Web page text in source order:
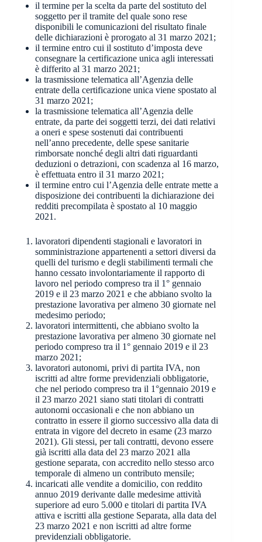
il termine per la scelta da parte del sostituto del
soggetto per il tramite del quale sono rese
disponibili le comunicazioni del risultato finale
delle dichiarazioni è prorogato al 31 marzo 2021;
il termine entro cui il sostituto d’imposta deve
consegnare la certificazione unica agli interessati
è differito al 31 marzo 2021;
la trasmissione telematica all’Agenzia delle
entrate della certificazione unica viene spostato al
31 marzo 2021;
la trasmissione telematica all’Agenzia delle
entrate, da parte dei soggetti terzi, dei dati relativi
a oneri e spese sostenuti dai contribuenti
nell’anno precedente, delle spese sanitarie
rimborsate nonché degli altri dati riguardanti
deduzioni o detrazioni, con scadenza al 16 marzo,
è effettuata entro il 31 marzo 2021;
il termine entro cui l’Agenzia delle entrate mette a
disposizione dei contribuenti la dichiarazione dei
redditi precompilata è spostato al 10 maggio
2021.
lavoratori dipendenti stagionali e lavoratori in
somministrazione appartenenti a settori diversi da
quelli del turismo e degli stabilimenti termali che
hanno cessato involontariamente il rapporto di
lavoro nel periodo compreso tra il 1° gennaio
2019 e il 23 marzo 2021 e che abbiano svolto la
prestazione lavorativa per almeno 30 giornate nel
medesimo periodo;
lavoratori intermittenti, che abbiano svolto la
prestazione lavorativa per almeno 30 giornate nel
periodo compreso tra il 1° gennaio 2019 e il 23
marzo 2021;
lavoratori autonomi, privi di partita IVA, non
iscritti ad altre forme previdenziali obbligatorie,
che nel periodo compreso tra il 1°gennaio 2019 e
il 23 marzo 2021 siano stati titolari di contratti
autonomi occasionali e che non abbiano un
contratto in essere il giorno successivo alla data di
entrata in vigore del decreto in esame (23 marzo
2021). Gli stessi, per tali contratti, devono essere
già iscritti alla data del 23 marzo 2021 alla
gestione separata, con accredito nello stesso arco
temporale di almeno un contributo mensile;
incaricati alle vendite a domicilio, con reddito
annuo 2019 derivante dalle medesime attività
superiore ad euro 5.000 e titolari di partita IVA
attiva e iscritti alla gestione Separata, alla data del
23 marzo 2021 e non iscritti ad altre forme
previdenziali obbligatorie.